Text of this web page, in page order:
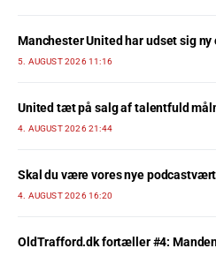
Manchester United har udset sig
5. AUGUST 2026 11:16
United tæt på salg af talentfuld
4. AUGUST 2026 21:44
Skal du være vores nye
4. AUGUST 2026 16:20
OldTrafford.dk fortæller #4: